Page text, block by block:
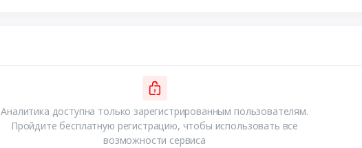
Аналитика доступна только зарегистрированным пользователям.
Пройдите бесплатную регистрацию, чтобы использовать все
возможности сервиса